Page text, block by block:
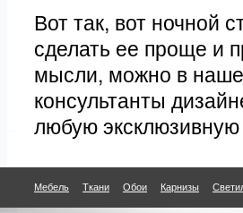
Вот так, вот ночной
сделать ее проще и
мысли, можно в
консультанты
любую
Мебель Ткани Обои Карнизы